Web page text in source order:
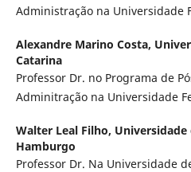
Administração na Universidade
Alexandre Marino Costa,
Catarina
Professor Dr. no Programa de
Adminitração na Universidade
Walter Leal Filho, Universidade
Hamburgo
Professor Dr. Na Universidade